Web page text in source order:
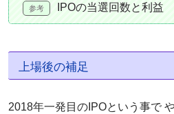
IPOの当選回数と利益
上場後の補足
2018年一発目のIPOという事で